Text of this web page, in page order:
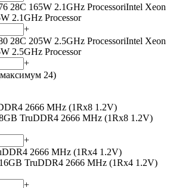
28C 165W 2.1GHz ProcessoriIntel Xeon
2.1GHz Processor
+
28C 205W 2.5GHz ProcessoriIntel Xeon
2.5GHz Processor
+
24)
2666 MHz (1Rx8 1.2V)
TruDDR4 2666 MHz (1Rx8 1.2V)
+
2666 MHz (1Rx4 1.2V)
TruDDR4 2666 MHz (1Rx4 1.2V)
+